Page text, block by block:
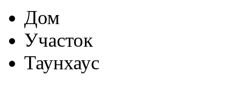
Дом
Участок
Таунхаус